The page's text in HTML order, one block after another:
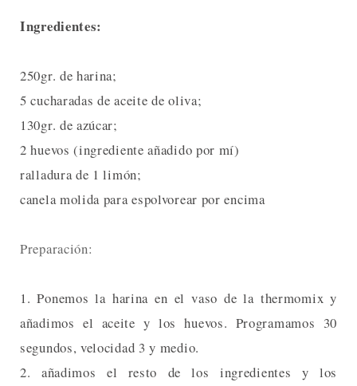
Ingredientes:
250gr. de harina;
5 cucharadas de aceite de oliva;
130gr. de azúcar;
2 huevos (ingrediente añadido por mí)
ralladura de 1 limón;
canela molida para espolvorear por encima
Preparación:
1. Ponemos la harina en el vaso de la thermomix y
añadimos el aceite y los huevos. Programamos 30
segundos, velocidad 3 y medio.
2. añadimos el resto de los ingredientes y los